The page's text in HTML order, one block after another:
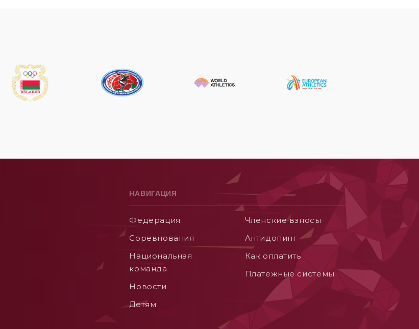
НАВИГАЦИЯ
Федерация
Соревнования
Национальная
команда
Новости
Детям
Членские взносы
Aнтидопинг
Как оплатить
Платежные системы